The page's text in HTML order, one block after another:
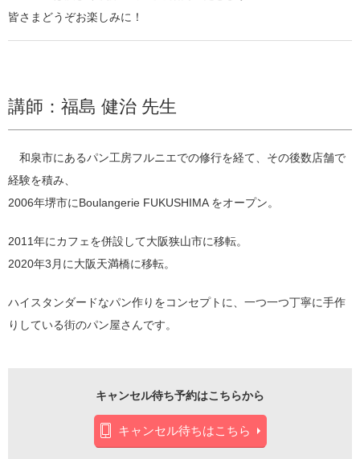
皆さまどうぞお楽しみに！
講師：福島 健治 先生
和泉市にあるパン工房フルニエでの修行を経て、その後数店舗で
経験を積み、
2006年堺市にBoulangerie FUKUSHIMA をオープン。
2011年にカフェを併設して大阪狭山市に移転。
2020年3月に大阪天満橋に移転。
ハイスタンダードなパン作りをコンセプトに、一つ一つ丁寧に手作
りしている街のパン屋さんです。
キャンセル待ち予約はこちらから
キャンセル待ちはこちら